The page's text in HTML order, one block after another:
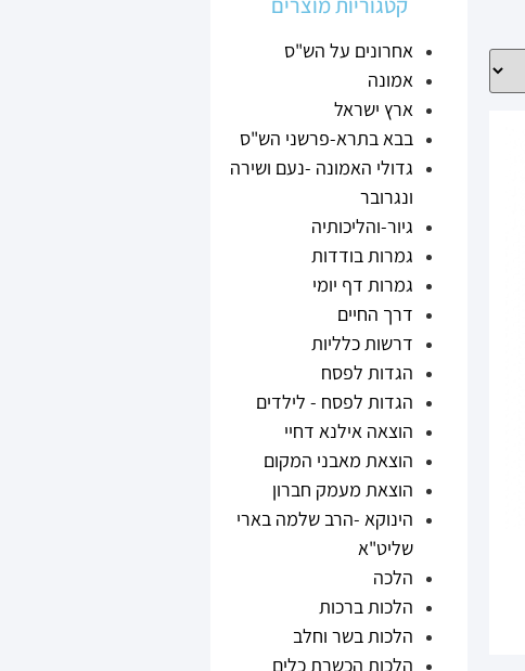
אחרונים על הש"ס
אמונה
ארץ ישראל
בבא בתרא-פרשני הש"ס
גדולי האמונה -נעם ושירה
ונגרובר
גיור-והליכותיה
גמרות בודדות
גמרות דף יומי
דרך החיים
דרשות כלליות
הגדות לפסח
הגדות לפסח - לילדים
הוצאה אילנא דחיי
הוצאת מאבני המקום
הוצאת מעמק חברון
הינוקא -הרב שלמה בארי
שליט"א
הלכה
הלכות ברכות
הלכות בשר וחלב
הלכות הכשרת כלים